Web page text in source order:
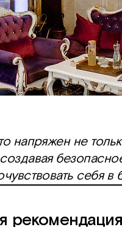
напряжен не
себя в